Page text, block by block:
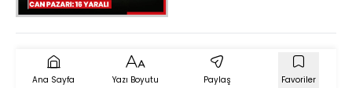
Ana Sayfa Yazı Boyutu Paylaş Favoriler